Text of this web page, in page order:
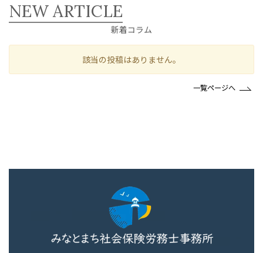
NEW ARTICLE
新着コラム
該当の投稿はありません。
一覧ページへ